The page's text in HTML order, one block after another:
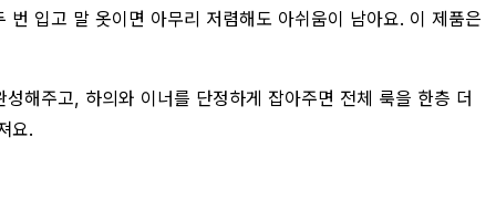
입고 말 옷이면 아무리 저렴해도 아쉬움이 남아요. 이 제품은
해주고, 하의와 이너를 단정하게 잡아주면 전체 룩을 한층 더
요.